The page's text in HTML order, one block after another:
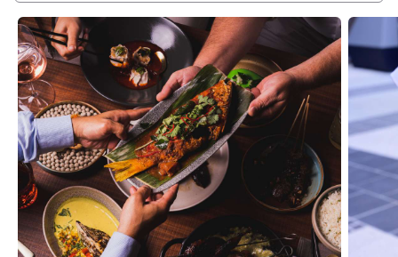
Meer informatie Meer